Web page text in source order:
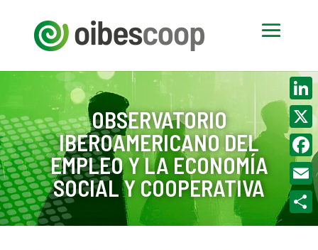
OBSERVATORIO
IBEROAMERICANO DEL
EMPLEO Y LA ECONOMÍA
SOCIAL Y COOPERATIVA
X
Email